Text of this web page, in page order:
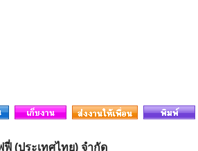
(ประเทศไทย) จำกัด